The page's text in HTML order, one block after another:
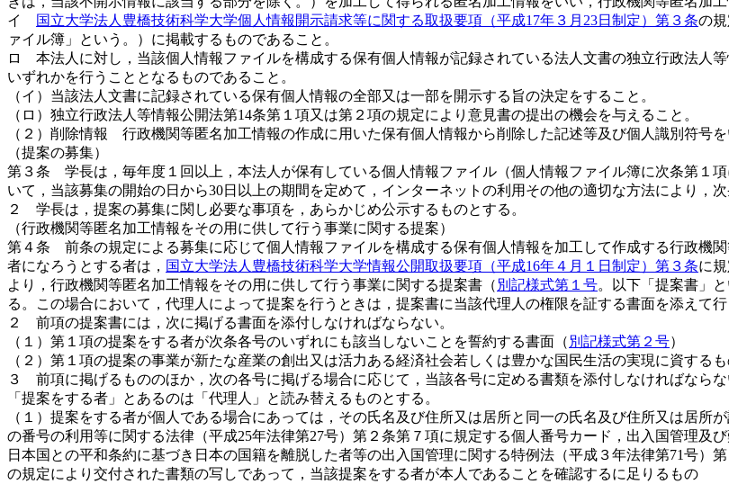
イ
国立大学法人豊橋技術科学大学個人情報開示請求等に関する取扱要項（平成17年３月23日制定）第３条の
ァイル簿」という。）に掲載するものであること。
ロ 本法人に対し，当該個人情報ファイルを構成する保有個人情報が記録されている法人文書の独立行政法人
いずれかを行うこととなるものであること。
（イ）当該法人文書に記録されている保有個人情報の全部又は一部を開示する旨の決定をすること。
（ロ）独立行政法人等情報公開法第14条第１項又は第２項の規定により意見書の提出の機会を与えること。
（２）削除情報 行政機関等匿名加工情報の作成に用いた保有個人情報から削除した記述等及び個人識別符号を
（提案の募集）
第３条 学長は，毎年度１回以上，本法人が保有している個人情報ファイル（個人情報ファイル簿に次条第１
いて，当該募集の開始の日から30日以上の期間を定めて，インターネットの利用その他の適切な方法により，
２ 学長は，提案の募集に関し必要な事項を，あらかじめ公示するものとする。
（行政機関等匿名加工情報をその用に供して行う事業に関する提案）
第４条 前条の規定による募集に応じて個人情報ファイルを構成する保有個人情報を加工して作成する行政機
者になろうとする者は， 国立大学法人豊橋技術科学大学情報公開取扱要項（平成16年４月１日制定）第３条に
より，行政機関等匿名加工情報をその用に供して行う事業に関する提案書（ 別記様式第１号。以下「提案書」
る。この場合において，代理人によって提案を行うときは，提案書に当該代理人の権限を証する書面を添えて行
２ 前項の提案書には，次に掲げる書面を添付しなければならない。
（１）第１項の提案をする者が次条各号のいずれにも該当しないことを誓約する書面（ 別記様式第２号）
（２）第１項の提案の事業が新たな産業の創出又は活力ある経済社会若しくは豊かな国民生活の実現に資する
３ 前項に掲げるもののほか，次の各号に掲げる場合に応じて，当該各号に定める書類を添付しなければなら
「提案をする者」とあるのは「代理人」と読み替えるものとする。
（１）提案をする者が個人である場合にあっては，その氏名及び住所又は居所と同一の氏名及び住所又は居
の番号の利用等に関する法律（平成25年法律第27号）第２条第７項に規定する個人番号カード，出入国管理及
日本国との平和条約に基づき日本の国籍を離脱した者等の出入国管理に関する特例法（平成３年法律第71号）
の規定により交付された書類の写しであって，当該提案をする者が本人であることを確認するに足りるもの